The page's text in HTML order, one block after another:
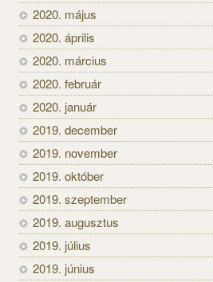
2020. május
2020. április
2020. március
2020. február
2020. január
2019. december
2019. november
2019. október
2019. szeptember
2019. augusztus
2019. július
2019. június